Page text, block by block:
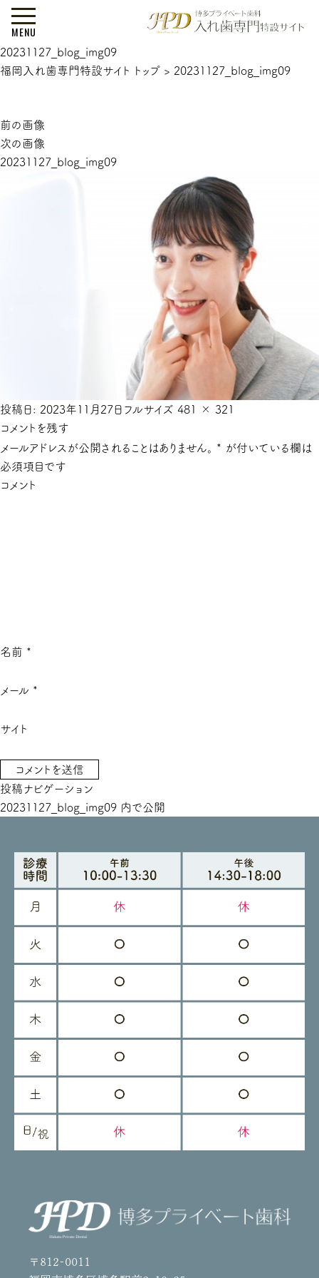
MENU
20231127_blog_img09
福岡入れ歯専門特設サイト トップ > 20231127_blog_img09
前の画像
次の画像
20231127_blog_img09
投稿日: 2023年11月27日 フルサイズ 481 × 321
コメントを残す
メールアドレスが公開されることはありません。
* が付いている欄は
必須項目です
コメント
名前 *
メール *
サイト
投稿ナビゲーション
20231127_blog_img09 内で公開
〒812-0011